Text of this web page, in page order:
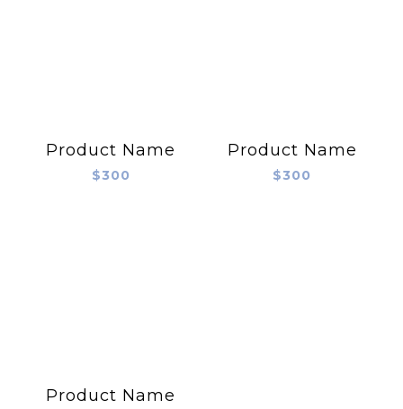
Product Name
$300
Product Name
$300
Product Name